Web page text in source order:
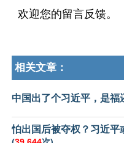
欢迎您的留言反馈。
相关文章：
中国出了个习近平，是福
怕出国后被夺权？习近平